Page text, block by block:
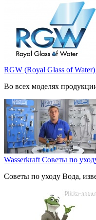
RGW (Royal Glass of
Во всех моделях
Wasserkraft Советы по
Советы по уходу Вода,